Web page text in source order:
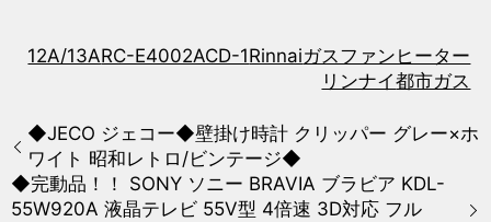
12A/13ARC-E4002ACD-1Rinnaiガスファンヒーター
リンナイ都市ガス
◆JECO ジェコー◆壁掛け時計 クリッパー グレー×ホ
ワイト 昭和レトロ/ビンテージ◆
◆完動品！！ SONY ソニー BRAVIA ブラビア KDL-
55W920A 液晶テレビ 55V型 4倍速 3D対応 フル